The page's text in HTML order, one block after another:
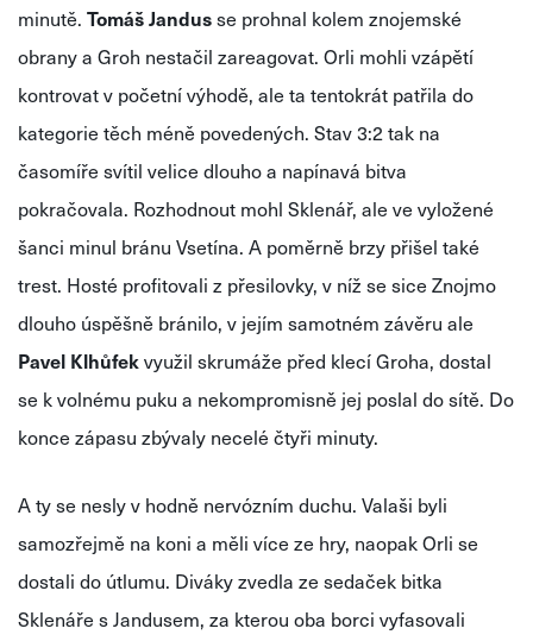
minutě. Tomáš Jandusse prohnal kolem znojemské
obrany a Groh nestačil zareagovat. Orli mohli vzápětí
kontrovat v početní výhodě, ale ta tentokrát patřila do
kategorie těch méně povedených. Stav 3:2 tak na
časomíře svítil velice dlouho a napínavá bitva
pokračovala. Rozhodnout mohl Sklenář, ale ve vyložené
šanci minul bránu Vsetína. A poměrně brzy přišel také
trest. Hosté profitovali z přesilovky, v níž se sice Znojmo
dlouho úspěšně bránilo, v jejím samotném závěru ale
Pavel Klhůfekvyužil skrumáže před klecí Groha, dostal
se k volnému puku a nekompromisně jej poslal do sítě. Do
konce zápasu zbývaly necelé čtyři minuty.
A ty se nesly v hodně nervózním duchu. Valaši byli
samozřejmě na koni a měli více ze hry, naopak Orli se
dostali do útlumu. Diváky zvedla ze sedaček bitka
Sklenáře s Jandusem, za kterou oba borci vyfasovali